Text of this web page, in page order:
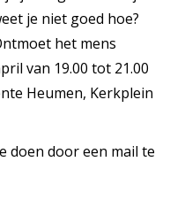
je niet goed hoe?
het mens
van 19.00 tot 21.00
Heumen, Kerkplein
doen door een mail te